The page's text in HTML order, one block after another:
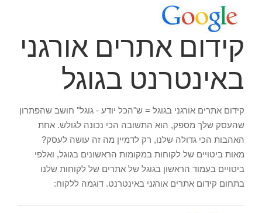
קידום אתרים אורגני
באינטרנט בגוגל
קידום אתרים אורגני בגוגל = ש"הכל יודע - גוגל" חושב שהפתרון
שהעסק שלך מספק, הוא התשובה הכי נכונה לגולש. אחת
האהבות הכי גדולה שלנו, רק לדמיין מה זה עושה לעסק?
מאות ביטויים של לקוחות במקומות הראשונים בגוגל, ואלפי
ביטויים בעמוד הראשון בגוגל של אתרים של לקוחות שלנו
בתחום קידום אתרים אורגני באינטרנט. דוגמה ללקוח: